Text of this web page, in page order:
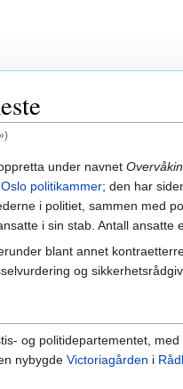
under navnet
Oslo politikammer; den har
i politiet, sammen med
i sin stab. Antall
blant annet
og
og politidepartementet, med
nybygde Victoriagården i